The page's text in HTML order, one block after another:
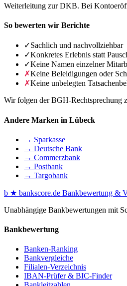
Weiterleitung zur DKB. Bei
So bewerten wir Berichte
✓Sachlich und nachvollziehbar
✓Konkretes Erlebnis statt
✓Keine Namen einzelner
✗Keine Beleidigungen oder
✗Keine unbelegten
Wir folgen der BGH-Rechtsprechung
Andere Marken in Lübeck
→ Sparkasse
→ Deutsche Bank
→ Commerzbank
→ Postbank
→ Targobank
b ★ bankscore.de Bankbewertung &
Unabhängige Bankbewertungen mit
Bankbewertung
Banken-Ranking
Bankvergleiche
Filialen-Verzeichnis
IBAN-Prüfer & BIC-Finder